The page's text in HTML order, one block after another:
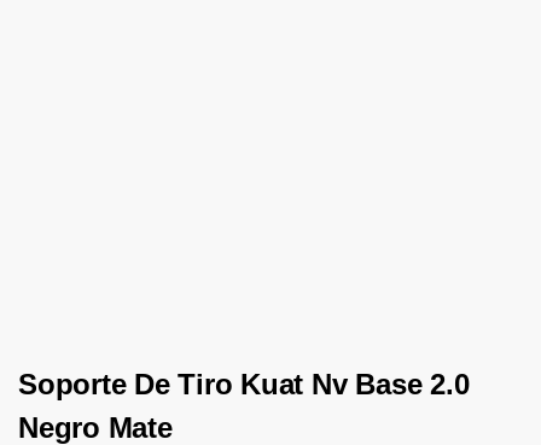
Soporte De Tiro Kuat Nv Base 2.0
Negro Mate